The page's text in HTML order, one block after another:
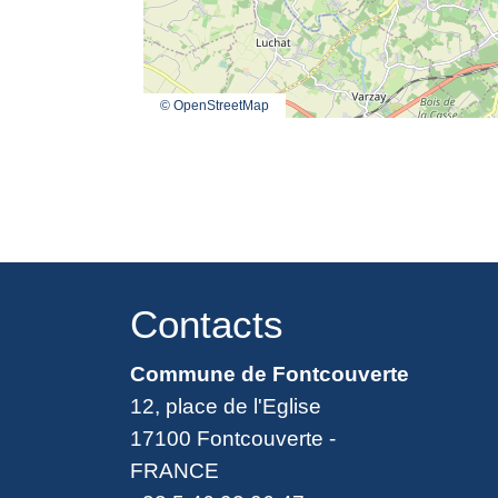
© OpenStreetMap
Contacts
Commune de Fontcouverte
12, place de l'Eglise
17100 Fontcouverte -
FRANCE